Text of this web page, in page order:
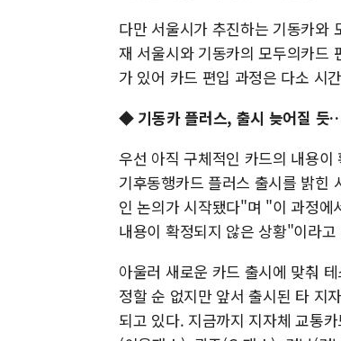
다만 서울시가 추진하는 기동카와
재 서울시와 기동카의 모두의카드
가 있어 카드 편입 과정은 다소 시
◆ 기동카 플러스, 출시 늦어질 듯
우선 아직 구체적인 카드의 내용
기후동행카드 플러스 출시를 밝힌
인 논의가 시작됐다"며 "이 과정에
내용이 확정되지 않은 상황"이라고
아울러 새로운 카드 출시에 맞춰
정할 순 없지만 앞서 출시된 타 지
되고 있다. 지금까지 지자체 교통